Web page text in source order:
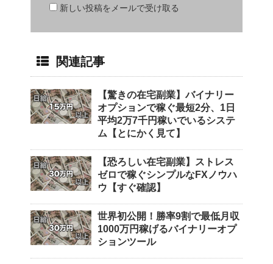
新しい投稿をメールで受け取る
関連記事
【驚きの在宅副業】バイナリー
オプションで稼ぐ最短2分、1日
平均2万7千円稼いでいるシステ
ム【とにかく見て】
【恐ろしい在宅副業】ストレス
ゼロで稼ぐシンプルなFXノウハ
ウ【すぐ確認】
世界初公開！勝率9割で最低月収
1000万円稼げるバイナリーオプ
ションツール